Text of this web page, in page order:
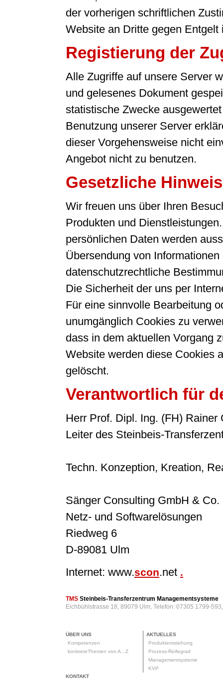
der vorherigen schriftlichen
Website an Dritte gegen Entgelt
Registierung der
Alle Zugriffe auf unsere Server
und gelesenes Dokument
statistische Zwecke
Benutzung unserer Server
dieser Vorgehensweise nicht
Angebot nicht zu benutzen.
Gesetzliche
Wir freuen uns über Ihren
Produkten und
persönlichen Daten werden
Übersendung von
datenschutzrechtliche
Die Sicherheit der uns per
Für eine sinnvolle Bearbeitung
unumgänglich Cookies zu
dass in dem aktuellen Vorgang
Website werden diese Cookies
gelöscht.
Verantwortlich für
Herr Prof. Dipl. Ing. (FH) Rainer
Leiter des Steinbeis-
Techn. Konzeption, Kreation,
Sänger Consulting GmbH & Co.
Netz- und Softwarelösungen
Riedweg 6
D-89081 Ulm
Internet: www.scon.net .
TMS Steinbeis-Transferzentrum Managementsysteme
Eichbühlstrasse 18, 89079 Ulm, Telefon: 07305 1799-
ÜBER UNS
Kompetenzen
konkreteThemen von A...Z
AKTUELLES
Produktentstehung
Prozess-Reifegrad
Managementsysteme
KVP
KONTAKT